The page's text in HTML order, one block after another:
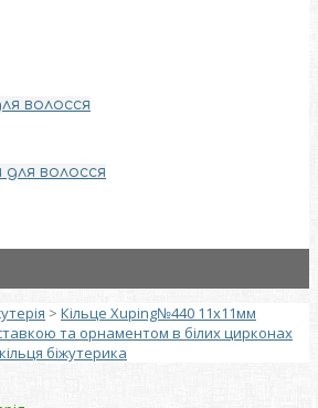
волосся
для волосся
> Кільце Xuping№440 11х11мм
та орнаментом в білих цирконах
біжутерика